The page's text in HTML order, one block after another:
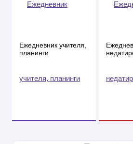
Ежедневник учителя,
планинги